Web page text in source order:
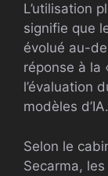
L’utilisation
signifie que
évolué au-
réponse à la
l’évaluation
modèles d’IA.
Selon le
Secarma,